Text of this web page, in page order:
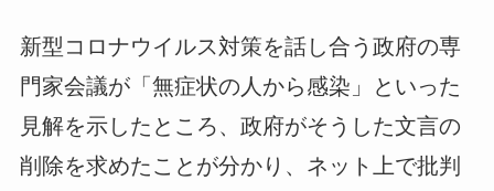
新型コロナウイルス対策を話し合う政府の専
門家会議が「無症状の人から感染」といった
見解を示したところ、政府がそうした文言の
削除を求めたことが分かり、ネット上で批判